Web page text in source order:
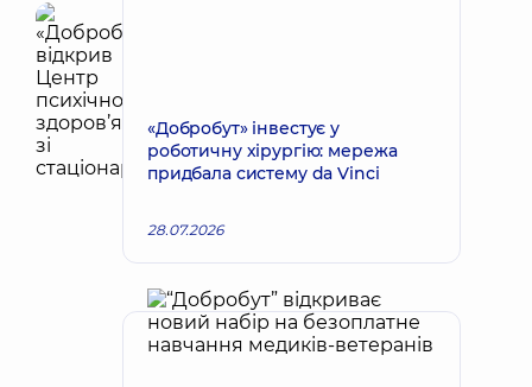
«Добробут» інвестує у
роботичну хірургію: мережа
придбала систему da Vinci
28.07.2026